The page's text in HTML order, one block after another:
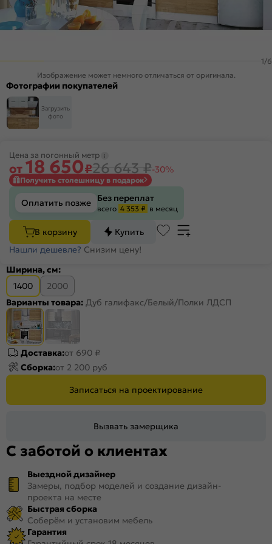
1/6
Изображение может немного отличаться от оригинала.
Фотографии покупателей
Загрузить
фото
Цена за погонный метр
от18 650₽26 643₽-30%
Получить столешницу в подарок
Оплатить позже Без переплат
всего 4 353 ₽ в месяц
В корзину
Купить
Нашли дешевле? Снизим цену!
Ширина, см:
1400
2000
Варианты товара: Дуб галифакс/Белый/Полки ЛДСП
Записаться на проектирование
Вызвать замерщика
Доставка:от 690 ₽
Сборка:от 2 200 руб
С заботой о клиентах
Выездной дизайнер
Замеры, подбор моделей и создание дизайн-
проекта на месте
Быстрая сборка
Соберём и установим мебель
Гарантия